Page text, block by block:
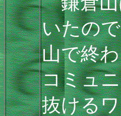
いたの
山で終
コミュ
抜ける